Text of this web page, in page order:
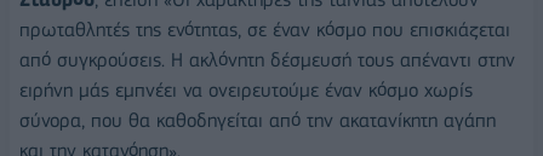
πρωταθλητές της ενότητας, σε έναν κόσμο που επισκιάζεται
από συγκρούσεις. Η ακλόνητη δέσμευσή τους απέναντι στην
ειρήνη μάς εμπνέει να ονειρευτούμε έναν κόσμο χωρίς
σύνορα, που θα καθοδηγείται από την ακατανίκητη αγάπη
και την κατανόηση».